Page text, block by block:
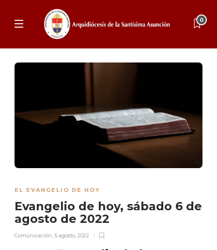
0
EL EVANGELIO DE HOY
Evangelio de hoy, sábado 6 de
agosto de 2022
Comunicación, 5 agosto, 2022